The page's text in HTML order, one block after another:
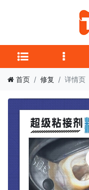
首页 修复 详情页